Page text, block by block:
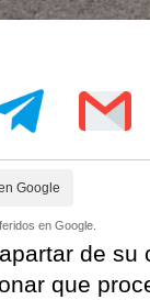
Google
en Google.
de su
que